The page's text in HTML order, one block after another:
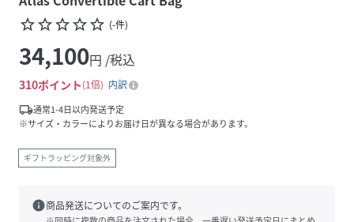
star_borderstar_borderstar_borderstar_borderstar_border (-件)
34,100円 /税込
310ポイント 1倍
内訳
local_shipping通常1-4日以内発送予定
※サイズ・カラーによりお届け日が異なる場合があります。
ギフトラッピング対象外
info商品発送についてのご案内です。